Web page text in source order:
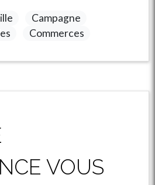
Campagne
Commerces
VOUS